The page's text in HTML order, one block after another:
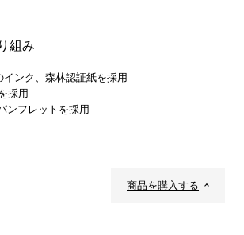
組み
ンク、森林認証紙を採用
採用
ンフレットを採用
商品を購入する